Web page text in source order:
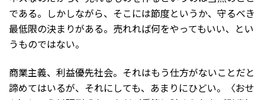
である。しかしながら、そこには節度というか、守るべき
最低限の決まりがある。売れれば何をやってもいい、とい
うものではない。
商業主義、利益優先社会。それはもう仕方がないことだと
諦めてはいるが、それにしても、あまりにひどい。〈おせ